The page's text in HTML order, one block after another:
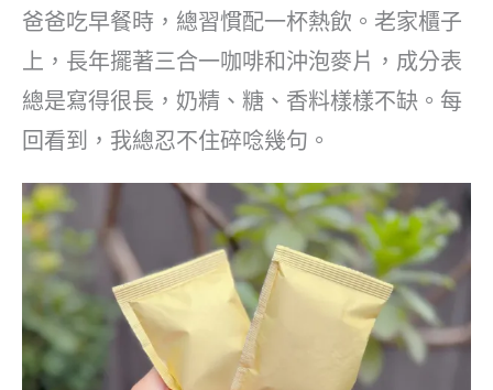
爸爸吃早餐時，總習慣配一杯熱飲。老家櫃子
上，長年擺著三合一咖啡和沖泡麥片，成分表
總是寫得很長，奶精、糖、香料樣樣不缺。每
回看到，我總忍不住碎唸幾句。